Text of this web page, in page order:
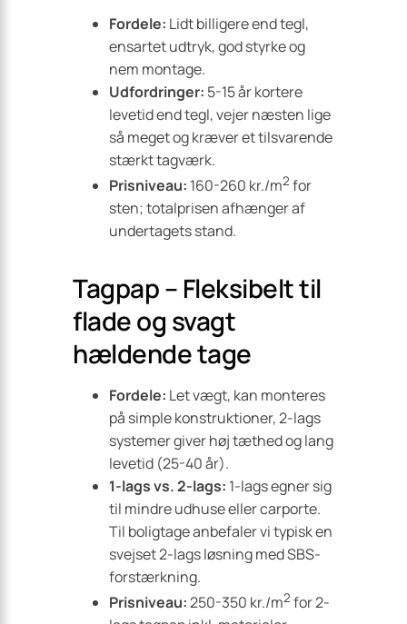
Fordele: Lidt billigere end tegl,
ensartet udtryk, god styrke og
nem montage.
Udfordringer: 5-15 år kortere
levetid end tegl, vejer næsten lige
så meget og kræver et tilsvarende
stærkt tagværk.
Prisniveau: 160-260 kr./m2 for
sten; totalprisen afhænger af
undertagets stand.
Tagpap – Fleksibelt til
flade og svagt
hældende tage
Fordele: Let vægt, kan monteres
på simple konstruktioner, 2-lags
systemer giver høj tæthed og lang
levetid (25-40 år).
1-lags vs. 2-lags: 1-lags egner sig
til mindre udhuse eller carporte.
Til boligtage anbefaler vi typisk en
svejset 2-lags løsning med SBS-
forstærkning.
Prisniveau:250-350 kr./m2 for 2-